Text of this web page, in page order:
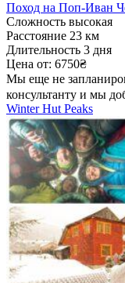
Поход на Поп-Иван
Сложность высокая
Расстояние 23 км
Длительность 3 дня
Цена от: 6750₴
Мы еще не
консультанту и мы
Winter Hut Peaks